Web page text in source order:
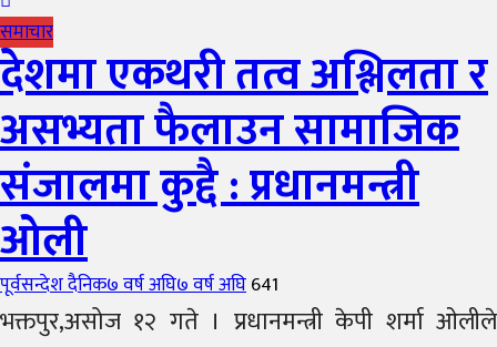
समाचार
देशमा एकथरी तत्व अश्लिलता र
असभ्यता फैलाउन सामाजिक
संजालमा कुद्दै : प्रधानमन्त्री
ओली
Author
पूर्वसन्देश दैनिकPosted
on
७ वर्ष अघि७ वर्ष अघि641
भक्तपुर,असोज १२ गते । प्रधानमन्त्री केपी शर्मा ओलीले